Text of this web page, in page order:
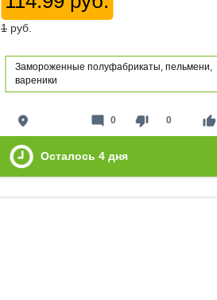
1 руб.
Замороженные полуфабрикаты, пельмени,
вареники
place thumb_down 0 thumb_up
mode_comment 0
Осталось 4 дня